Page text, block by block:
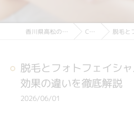
香川県高松の脱毛ならCura Column 脱毛とフォ
脱毛とフォトフェイシ
効果の違いを徹底解説
2026/06/01